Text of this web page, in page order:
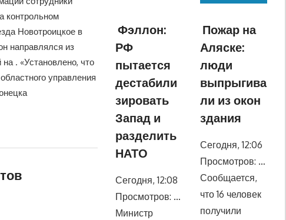
контрольном
Новотроицкое в
направлялся из
. «Установлено, что
управления
Фэллон:
РФ
пытается
дестабили
зировать
Запад и
разделить
НАТО
Сегодня, 12:08
Просмотров: …
Министр
Пожар на
Аляске:
люди
выпрыгива
ли из окон
здания
Сегодня, 12:06
Просмотров: …
Сообщается,
что 16 человек
получили